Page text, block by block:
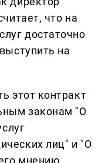
что на
достаточно
на
этот контракт
законам "О
лиц" и "О
мнению,